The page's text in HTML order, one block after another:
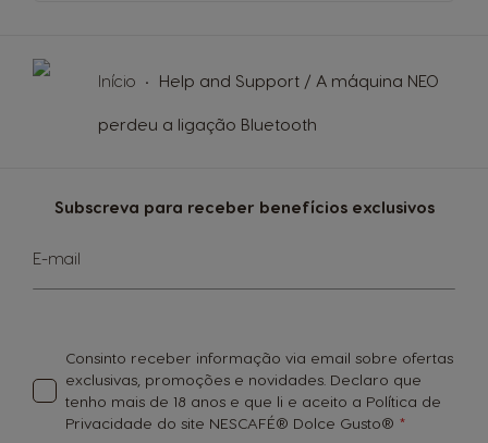
Início Help and Support / A máquina NEO
perdeu a ligação Bluetooth
Subscreva para receber benefícios exclusivos
Subscreva
a
nossa
E-mail
Consinto receber informação via email sobre ofertas
exclusivas, promoções e novidades. Declaro que
tenho mais de 18 anos e que li e aceito a Política de
Privacidade do site NESCAFÉ® Dolce Gusto®